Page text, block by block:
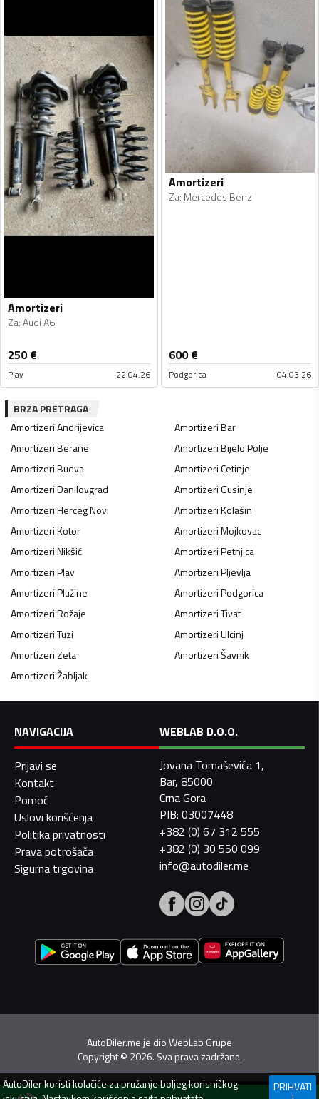
Amortizeri
Za:Audi A6
250€
Plav 22.04.26
Amortizeri
Za: Mercedes Benz
600€
Podgorica 04.03.26
BRZA PRETRAGA
AmortizeriAndrijevica AmortizeriBar
AmortizeriBerane AmortizeriBijelo Polje
AmortizeriBudva AmortizeriCetinje
AmortizeriDanilovgrad AmortizeriGusinje
AmortizeriHerceg Novi AmortizeriKolašin
AmortizeriKotor AmortizeriMojkovac
AmortizeriNikšić AmortizeriPetnjica
AmortizeriPlav AmortizeriPljevlja
AmortizeriPlužine AmortizeriPodgorica
AmortizeriRožaje AmortizeriTivat
AmortizeriTuzi AmortizeriUlcinj
AmortizeriZeta AmortizeriŠavnik
AmortizeriŽabljak
NAVIGACIJA
Prijavi se
Kontakt
Pomoć
Uslovi korišćenja
Politika privatnosti
Prava potrošača
Sigurna trgovina
WEBLAB D.O.O.
Jovana Tomaševića 1,
Bar, 85000
Crna Gora
PIB: 03007448
+382 (0) 67 312 555
+382 (0) 30 550 099
info@autodiler.me
AutoDiler.me je dioWebLab Grupe
Copyright© 2026. Sva prava zadržana.
AutoDilerkoristi kolačiće za pružanje boljeg korisničkog
PRIHVATI